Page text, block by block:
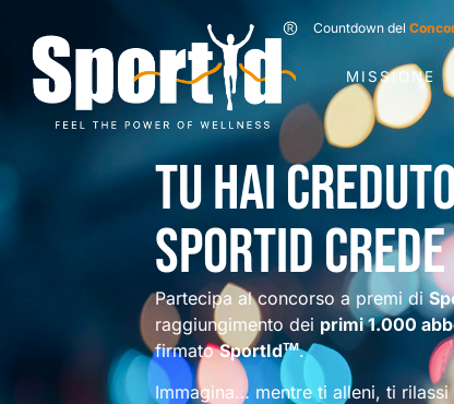
Countdown del
MISSIONE
Tu hai
SportId
Partecipa al concorso a premi di
raggiungimento dei primi 1.000
firmatoSportIdTM.
Immagina… mentre ti alleni, ti